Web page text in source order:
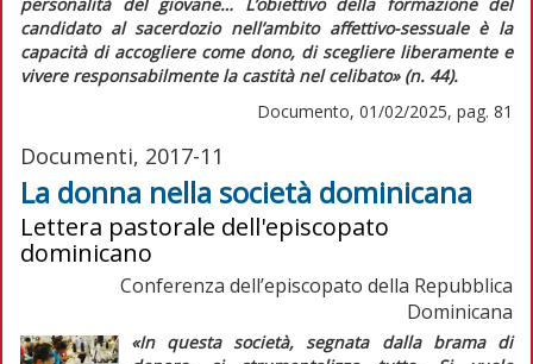
candidato al sacerdozio nell’ambito affettivo-sessuale è la
capacità di accogliere come dono, di scegliere liberamente e
vivere responsabilmente la castità nel celibato»(n. 44).
Documento, 01/02/2025, pag. 81
Documenti, 2017-11
La donna nella società dominicana
Lettera pastorale dell'episcopato
dominicano
Conferenza dell’episcopato della Repubblica
Dominicana
«In questa società, segnata dalla brama di